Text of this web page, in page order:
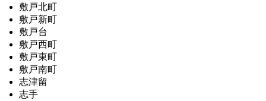
敷戸北町
敷戸新町
敷戸台
敷戸西町
敷戸東町
敷戸南町
志津留
志手